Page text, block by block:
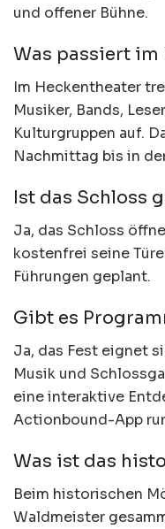
und offener Bühne.
Was passiert im
Im Heckentheater
Musiker, Bands,
Kulturgruppen auf.
Nachmittag bis in
Ist das Schloss
Ja, das Schloss
kostenfrei seine
Führungen geplant.
Gibt es
Ja, das Fest eignet
Musik und
eine interaktive
Actionbound-App
Was ist das
Beim historischen
Waldmeister